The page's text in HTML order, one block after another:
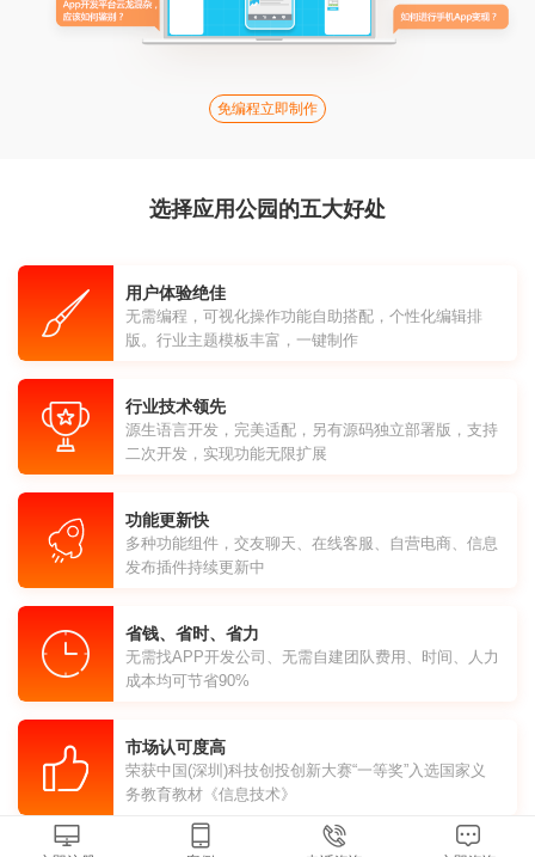
免编程立即制作
选择应用公园的五大好处
用户体验绝佳
无需编程，可视化操作功能自助搭配，个性化编辑排
版。行业主题模板丰富，一键制作
行业技术领先
源生语言开发，完美适配，另有源码独立部署版，支持
二次开发，实现功能无限扩展
功能更新快
多种功能组件，交友聊天、在线客服、自营电商、信息
发布插件持续更新中
省钱、省时、省力
无需找APP开发公司、无需自建团队费用、时间、人力
成本均可节省90%
市场认可度高
荣获中国(深圳)科技创投创新大赛“一等奖”入选国家义
务教育教材《信息技术》